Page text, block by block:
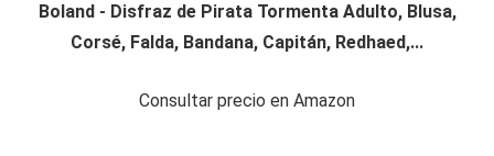
Boland - Disfraz de Pirata Tormenta Adulto, Blusa,
Corsé, Falda, Bandana, Capitán, Redhaed,...
Consultar precio en Amazon